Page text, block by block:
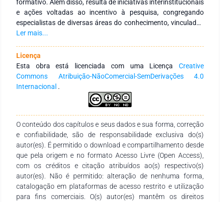
formativo. Além disso, resulta de iniciativas interinstitucionais
e ações voltadas ao incentivo à pesquisa, congregando
especialistas de diversas áreas do conhecimento, vinculados
a Instituições de Educação Superior, públicas e privadas, em
fortalecer a integração entre instituições, tanto no Brasil
quanto no exterior, por meio de redes de pesquisa
comprometidas com a formação continuada de profissionais
da educação. Para isso, busca-se a produção e a ampla
disseminação do conhecimento em distintas áreas do saber.
Expressamos nossa profunda gratidão aos autores pelo
empenho, comprometimento e dedicação na concepção e
finalização desta obra. Esperamos que ela se consolide como
um recurso didático-pedagógico valioso, atendendo às
necessidades de estudantes, docentes de todos os níveis de
ensino e demais interessados na temática.
Ler mais...
Licença
Esta obra está licenciada com uma Licença Creative
Commons Atribuição-NãoComercial-SemDerivações 4.0
Internacional .
O conteúdo dos capítulos e seus dados e sua forma, correção
e confiabilidade, são de responsabilidade exclusiva do(s)
autor(es). É permitido o download e compartilhamento desde
que pela origem e no formato Acesso Livre (Open Access),
com os créditos e citação atribuídos ao(s) respectivo(s)
autor(es). Não é permitido: alteração de nenhuma forma,
catalogação em plataformas de acesso restrito e utilização
para fins comerciais. O(s) autor(es) mantêm os direitos